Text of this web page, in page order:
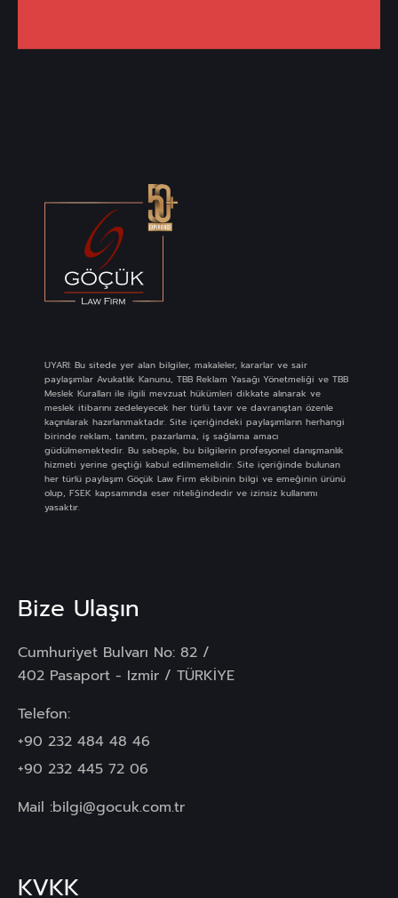
UYARI: Bu sitede yer alan bilgiler, makaleler, kararlar ve sair
paylaşımlar Avukatlık Kanunu, TBB Reklam Yasağı Yönetmeliği ve TBB
Meslek Kuralları ile ilgili mevzuat hükümleri dikkate alınarak ve
meslek itibarını zedeleyecek her türlü tavır ve davranıştan özenle
kaçınılarak hazırlanmaktadır. Site içeriğindeki paylaşımların herhangi
birinde reklam, tanıtım, pazarlama, iş sağlama amacı
güdülmemektedir. Bu sebeple, bu bilgilerin profesyonel danışmanlık
hizmeti yerine geçtiği kabul edilmemelidir. Site içeriğinde bulunan
her türlü paylaşım Göçük Law Firm ekibinin bilgi ve emeğinin ürünü
olup, FSEK kapsamında eser niteliğindedir ve izinsiz kullanımı
yasaktır.
Bize Ulaşın
Cumhuriyet Bulvarı No: 82 /
402 Pasaport - Izmir / TÜRKİYE
Telefon:
+90 232 484 48 46
+90 232 445 72 06
Mail :bilgi@gocuk.com.tr
KVKK